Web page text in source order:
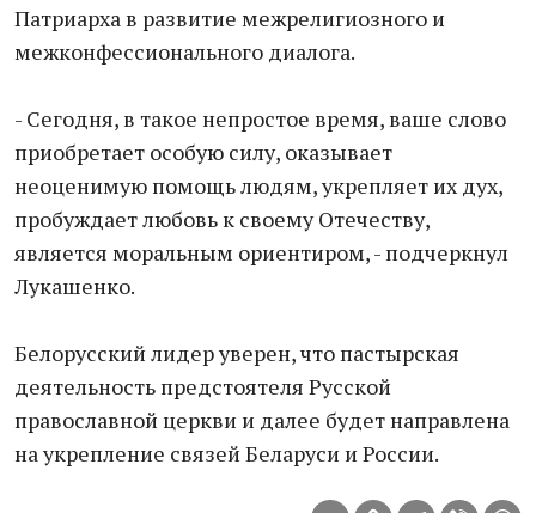
Патриарха в развитие межрелигиозного и
межконфессионального диалога.
- Сегодня, в такое непростое время, ваше слово
приобретает особую силу, оказывает
неоценимую помощь людям, укрепляет их дух,
пробуждает любовь к своему Отечеству,
является моральным ориентиром, - подчеркнул
Лукашенко.
Белорусский лидер уверен, что пастырская
деятельность предстоятеля Русской
православной церкви и далее будет направлена
на укрепление связей Беларуси и России.